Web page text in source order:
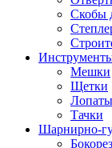
Скобы
Мешки
Щетки
Лопаты
Тачки
Шарнирно-